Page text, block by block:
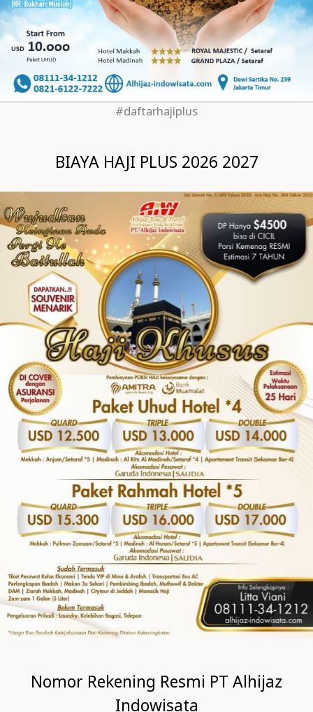
#daftarhajiplus
BIAYA HAJI PLUS 2026 2027
Nomor Rekening Resmi PT Alhijaz
Indowisata